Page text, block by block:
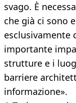
svago. È
che già ci sono
esclusivamente
importante
strutture e i
barriere
informazione».